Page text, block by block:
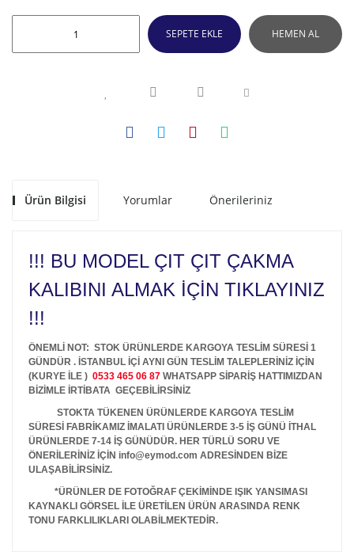
SEPETE EKLE HEMEN AL
Ürün Bilgisi Yorumlar Önerileriniz
!!! BU MODEL ÇIT ÇIT ÇAKMA
KALIBINI ALMAK İÇİN TIKLAYINIZ
!!!
ÖNEMLİ NOT: STOK ÜRÜNLERDE KARGOYA TESLİM SÜRESİ 1
GÜNDÜR . İSTANBUL İÇİ AYNI GÜN TESLİM TALEPLERİNİZ İÇİN
(KURYE İLE ) 0533 465 06 87 WHATSAPP SİPARİŞ HATTIMIZDAN
BİZİMLE İRTİBATA GEÇEBİLİRSİNİZ
STOKTA TÜKENEN ÜRÜNLERDE KARGOYA TESLİM
SÜRESİ FABRİKAMIZ İMALATI ÜRÜNLERDE 3-5 İŞ GÜNÜ İTHAL
ÜRÜNLERDE 7-14 İŞ GÜNÜDÜR. HER TÜRLÜ SORU VE
ÖNERİLERİNİZ İÇİN info@eymod.com ADRESİNDEN BİZE
ULAŞABİLİRSİNİZ.
*ÜRÜNLER DE FOTOĞRAF ÇEKİMİNDE IŞIK YANSIMASI
KAYNAKLI GÖRSEL İLE ÜRETİLEN ÜRÜN ARASINDA RENK
TONU FARKLILIKLARI OLABİLMEKTEDİR.